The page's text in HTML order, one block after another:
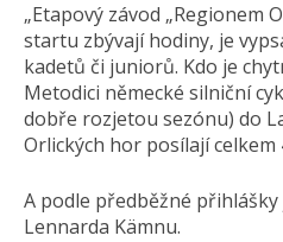
„Etapový závod „Regionem
startu zbývají hodiny, je
kadetů či juniorů. Kdo je
Metodici německé silniční
dobře rozjetou sezónu) do
Orlických hor posílají celkem
A podle předběžné
Lennarda Kämnu.